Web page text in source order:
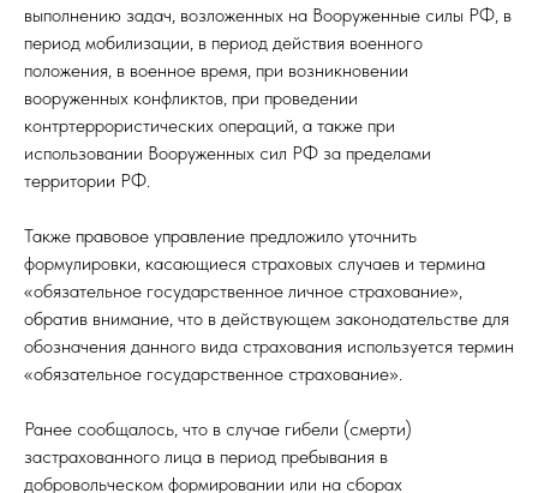
выполнению задач, возложенных на Вооруженные силы РФ, в
период мобилизации, в период действия военного
положения, в военное время, при возникновении
вооруженных конфликтов, при проведении
контртеррористических операций, а также при
использовании Вооруженных сил РФ за пределами
территории РФ.
Также правовое управление предложило уточнить
формулировки, касающиеся страховых случаев и термина
«обязательное государственное личное страхование»,
обратив внимание, что в действующем законодательстве для
обозначения данного вида страхования используется термин
«обязательное государственное страхование».
Ранее сообщалось, что в случае гибели (смерти)
застрахованного лица в период пребывания в
добровольческом формировании или на сборах